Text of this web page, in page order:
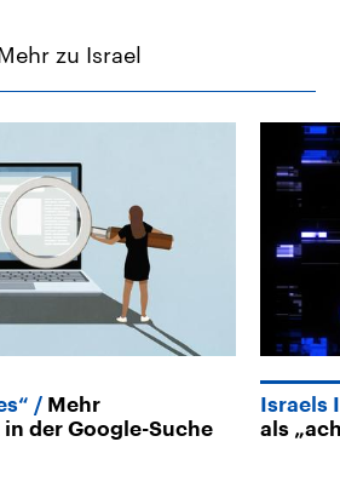
zu Israel
Mehr
der Google-Suche
als